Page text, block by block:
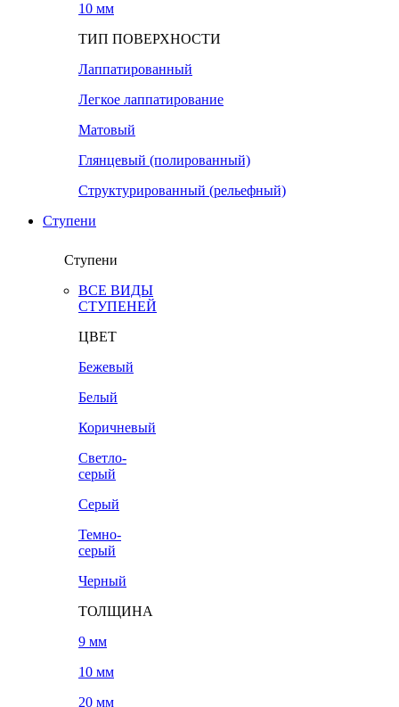
10 мм
ТИП ПОВЕРХНОСТИ
Лаппатированный
Легкое лаппатирование
Матовый
Глянцевый (полированный)
Структурированный (рельефный)
Ступени
Ступени
ВСЕ ВИДЫ
СТУПЕНЕЙ
ЦВЕТ
Бежевый
Белый
Коричневый
Светло-
серый
Серый
Темно-
серый
Черный
ТОЛЩИНА
9 мм
10 мм
20 мм